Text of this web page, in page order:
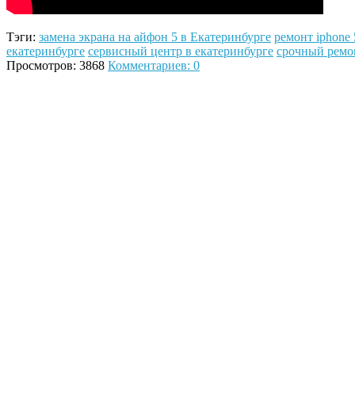
Тэги: замена экрана на айфон 5 в Екатеринбурге ремонт iphone
екатеринбурге сервисный центр в екатеринбурге срочный
Просмотров: 3868 Комментариев: 0